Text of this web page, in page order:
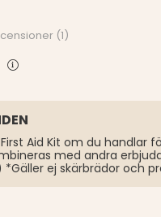
(1)
Aid Kit om du handlar
med andra
ej skärbrädor och